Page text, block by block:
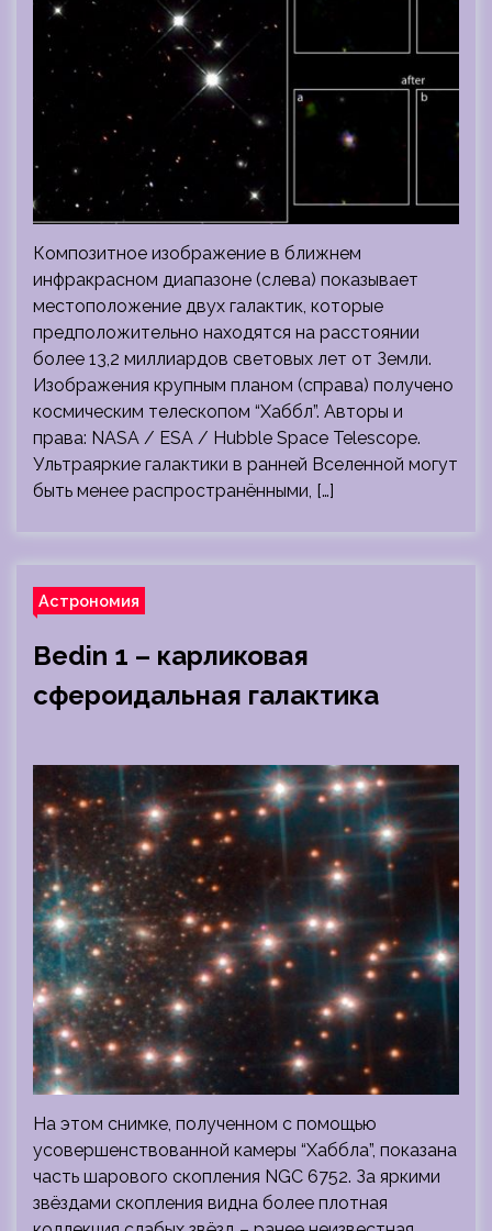
Композитное изображение в ближнем
инфракрасном диапазоне (слева) показывает
местоположение двух галактик, которые
предположительно находятся на расстоянии
более 13,2 миллиардов световых лет от Земли.
Изображения крупным планом (справа) получено
космическим телескопом “Хаббл”. Авторы и
права: NASA / ESA / Hubble Space Telescope.
Ультраяркие галактики в ранней Вселенной могут
быть менее распространёнными, […]
Астрономия
Bedin 1 – карликовая
сфероидальная галактика
На этом снимке, полученном с помощью
усовершенствованной камеры “Хаббла”, показана
часть шарового скопления NGC 6752. За яркими
звёздами скопления видна более плотная